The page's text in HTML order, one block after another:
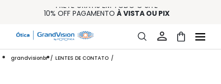
FRETE GRÁTIS EM TODO O SITE
10% OFF PAGAMENTO À VISTA OU PIX
15% OFF NA PRIMEIRA COMPRA (CONSULTE REGULAMENTO)
32% OFF NO COMBO - CONS. REG.
grandvisionbr LENTES DE CONTATO